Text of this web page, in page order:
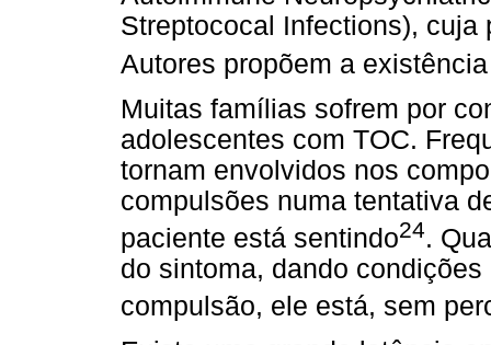
Streptococal Infections),
Autores propõem a
Muitas famílias sofrem por
adolescentes com TOC.
tornam envolvidos nos
compulsões numa tentativa
paciente está sentindo24.
do sintoma, dando
compulsão, ele está, sem